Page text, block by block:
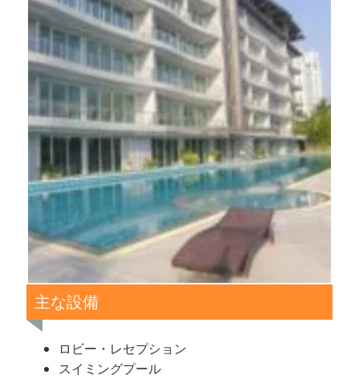
主な設備
ロビー・レセプション
スイミングプール